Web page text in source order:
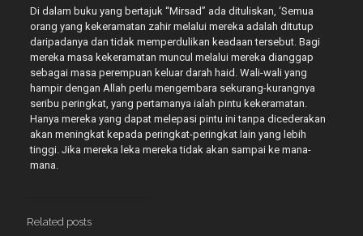
Di dalam buku yang bertajuk “Mirsad” ada dituliskan, ‘Semua
orang yang kekeramatan zahir melalui mereka adalah ditutup
daripadanya dan tidak memperdulikan keadaan tersebut. Bagi
mereka masa kekeramatan muncul melalui mereka dianggap
sebagai masa perempuan keluar darah haid. Wali-wali yang
hampir dengan Allah perlu mengembara sekurang-kurangnya
seribu peringkat, yang pertamanya ialah pintu kekeramatan.
Hanya mereka yang dapat melepasi pintu ini tanpa dicederakan
akan meningkat kepada peringkat-peringkat lain yang lebih
tinggi. Jika mereka leka mereka tidak akan sampai ke mana-
mana.
Related posts